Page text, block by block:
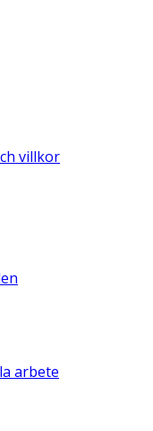
villkor
arbete